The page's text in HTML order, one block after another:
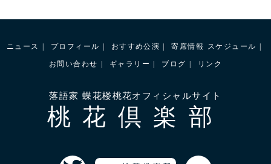
ニュース プロフィール おすすめ公演 寄席情報 スケジュール
お問い合わせ ギャラリー ブログ リンク
落語家 蝶花楼桃花オフィシャルサイト
桃花倶楽部